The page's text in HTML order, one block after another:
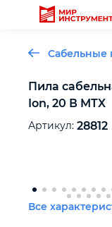
Отделочный
Столярный
Сабельные
Пила
Ion, 20 В MTX
Артикул: 28812
Все